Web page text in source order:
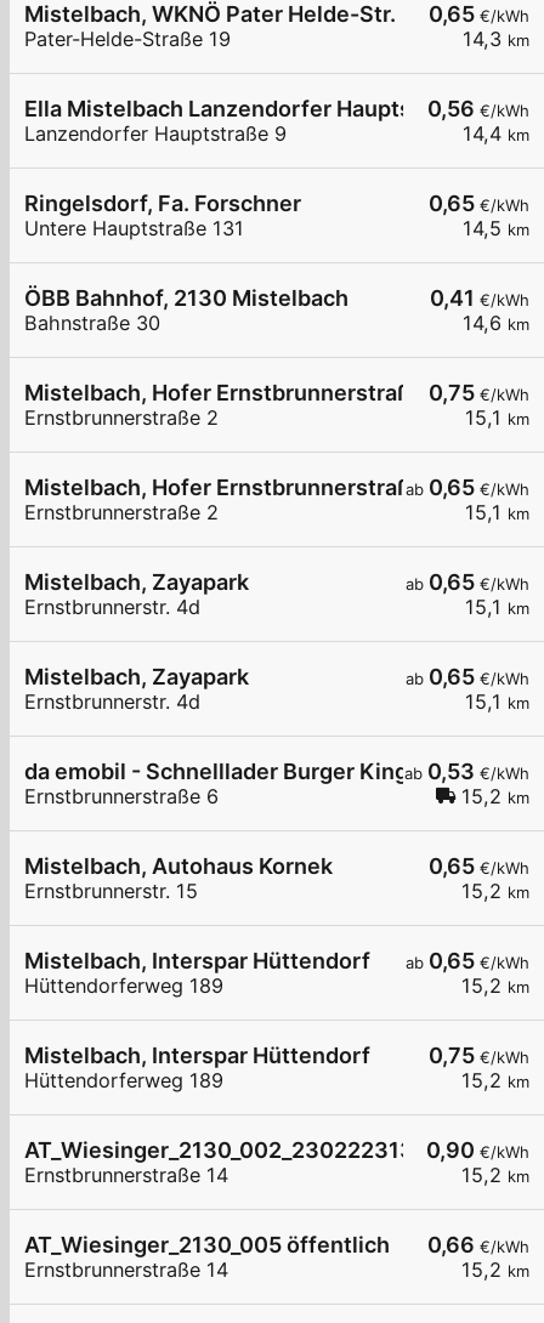
0,65 €/kWh
14,3 km
Mistelbach, WKNÖ Pater Helde-Str.
Pater-Helde-Straße 19
0,56 €/kWh
14,4 km
Ella Mistelbach Lanzendorfer Hauptstraße 9
Lanzendorfer Hauptstraße 9
0,65 €/kWh
14,5 km
Ringelsdorf, Fa. Forschner
Untere Hauptstraße 131
0,41 €/kWh
14,6 km
ÖBB Bahnhof, 2130 Mistelbach
Bahnstraße 30
0,75 €/kWh
15,1 km
Mistelbach, Hofer Ernstbrunnerstraße
Ernstbrunnerstraße 2
ab 0,65 €/kWh
15,1 km
Mistelbach, Hofer Ernstbrunnerstraße
Ernstbrunnerstraße 2
ab 0,65 €/kWh
15,1 km
Mistelbach, Zayapark
Ernstbrunnerstr. 4d
ab 0,65 €/kWh
15,1 km
Mistelbach, Zayapark
Ernstbrunnerstr. 4d
ab 0,53 €/kWh
15,2 km
da emobil - Schnelllader Burger King Mistelbach
Ernstbrunnerstraße 6
0,65 €/kWh
15,2 km
Mistelbach, Autohaus Kornek
Ernstbrunnerstr. 15
ab 0,65 €/kWh
15,2 km
Mistelbach, Interspar Hüttendorf
Hüttendorferweg 189
0,75 €/kWh
15,2 km
Mistelbach, Interspar Hüttendorf
Hüttendorferweg 189
0,90 €/kWh
15,2 km
AT_Wiesinger_2130_002_230222313 öffentlich
Ernstbrunnerstraße 14
0,66 €/kWh
15,2 km
AT_Wiesinger_2130_005 öffentlich
Ernstbrunnerstraße 14